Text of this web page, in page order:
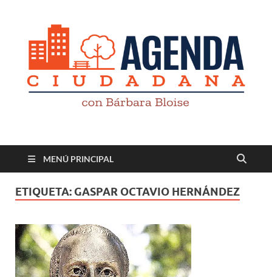
Revista digital
MENÚ PRINCIPAL
ETIQUETA: GASPAR OCTAVIO HERNÁNDEZ